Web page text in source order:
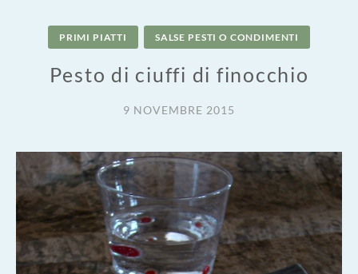
PRIMI PIATTI SALSE PESTI O CONDIMENTI
Pesto di ciuffi di finocchio
9 NOVEMBRE 2015